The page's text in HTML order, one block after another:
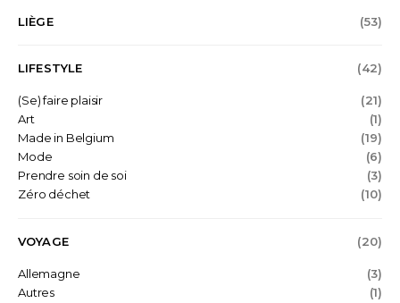
LIÈGE (53)
LIFESTYLE (42)
(Se) faire plaisir
(21)
Art
(1)
Made in Belgium
(19)
Mode
(6)
Prendre soin de soi
(3)
Zéro déchet
(10)
VOYAGE (20)
Allemagne
(3)
Autres
(1)